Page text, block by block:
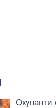
Окупанти